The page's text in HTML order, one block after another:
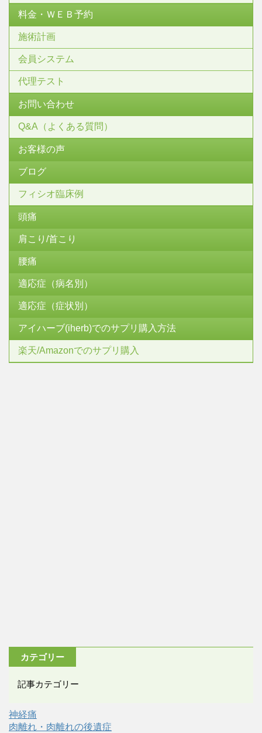
料金・ＷＥＢ予約
施術計画
会員システム
代理テスト
お問い合わせ
Q&A（よくある質問）
お客様の声
ブログ
フィシオ臨床例
頭痛
肩こり/首こり
腰痛
適応症（病名別）
適応症（症状別）
アイハーブ(iherb)でのサプリ購入方法
楽天/Amazonでのサプリ購入
カテゴリー
記事カテゴリー
神経痛
肉離れ・肉離れの後遺症